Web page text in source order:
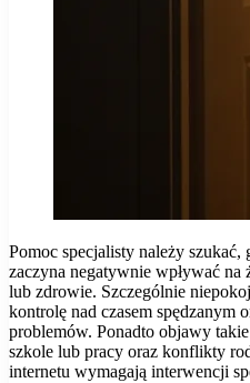
Pomoc specjalisty należy szukać,
zaczyna negatywnie wpływać na
lub zdrowie. Szczególnie
kontrolę nad czasem spędzanym
problemów. Ponadto objawy
szkole lub pracy oraz konflikty
internetu wymagają interwencji